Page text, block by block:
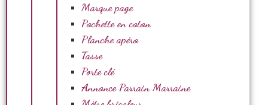
Marque page
Pochette en coton
Planche apéro
Tasse
Porte clé
Annonce Parrain Marraine